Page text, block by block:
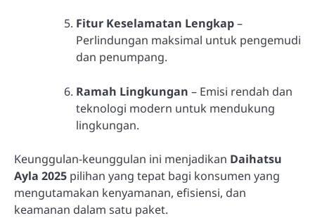
Fitur Keselamatan Lengkap–
Perlindungan maksimal untuk pengemudi
dan penumpang.
Ramah Lingkungan – Emisi rendah dan
teknologi modern untuk mendukung
lingkungan.
Keunggulan-keunggulan ini menjadikan Daihatsu
Ayla 2025 pilihan yang tepat bagi konsumen yang
mengutamakan kenyamanan, efisiensi, dan
keamanan dalam satu paket.